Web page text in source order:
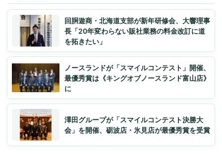
回胴遊商・北海道支部が新年研修会、大響理事
長「20年変わらない販社業務の料金改訂に道
を拓きたい」
ノースランドが「スマイルコンテスト」開催、
最優秀賞は《キングオブノースランド富山店》
に
澤田グループが「スマイルコンテスト決勝大
会」を開催、砺波店・氷見店が最優秀賞を受賞